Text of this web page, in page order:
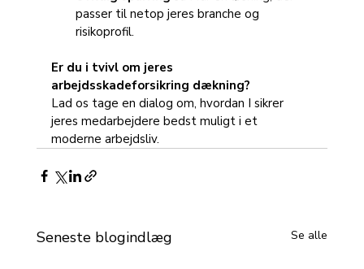
passer til netop jeres branche og
risikoprofil.
Er du i tvivl om jeres
arbejdsskadeforsikring dækning?
Lad os tage en dialog om, hvordan I sikrer
jeres medarbejdere bedst muligt i et
moderne arbejdsliv.
Seneste blogindlæg Se alle